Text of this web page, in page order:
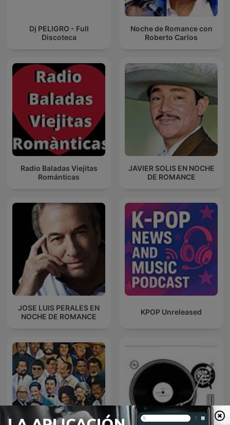
Dj PELIGRO - Full
Discoteca
Noche de Romance con
Roberto Carlos
Radio Baladas Viejitas
Románticas
JAVIER SOLIS EN NOCHE
DE ROMANCE
JOSE LUIS PERALES EN
NOCHE DE ROMANCE
KPOP Unreleased